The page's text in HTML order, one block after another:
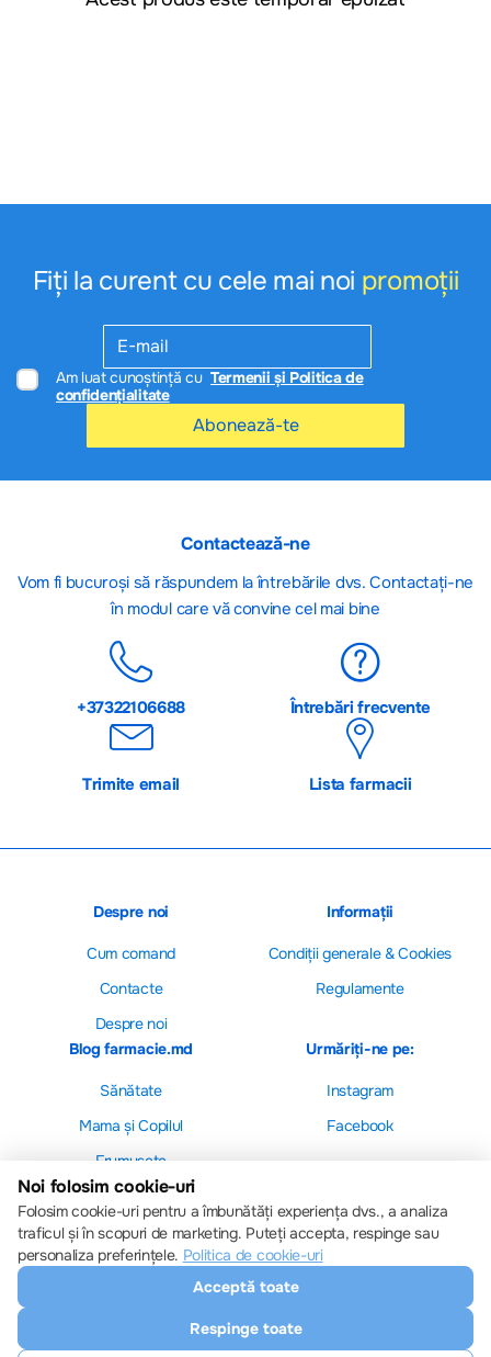
Fiți la curent cu cele mai noi promoții
Am luat cunoștință cu Termenii și Politica de
confidențialitate
Abonează-te
Contactează-ne
Vom fi bucuroși să răspundem la întrebările dvs. Contactați-ne
în modul care vă convine cel mai bine
+37322106688 Întrebări frecvente
Trimite email Lista farmacii
Despre noi
Cum comand
Contacte
Despre noi
Informații
Сondiții generale & Cookies
Regulamente
Blog farmacie.md
Sănătate
Mama și Copilul
Frumusețe
Urmăriți-ne pe:
Instagram
Facebook
Farmacie.md
Descărcați aplicația noastră
Setări cookie-uri
Politica de cookie-uri
Noi folosim cookie-uri
Folosim cookie-uri pentru a îmbunătăți experiența dvs., a analiza
traficul și în scopuri de marketing. Puteți accepta, respinge sau
personaliza preferințele. Politica de cookie-uri
Acceptă toate
Respinge toate